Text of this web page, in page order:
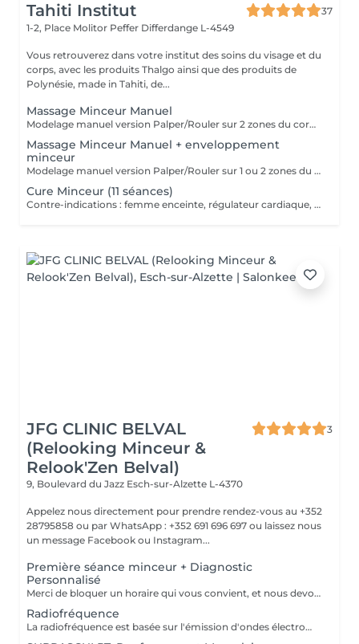
Tahiti Institut
37
1-2, Place Molitor Peffer Differdange L-4549
Vous retrouverez dans votre institut des soins du visage et du
corps, avec les produits Thalgo ainsi que des produits de
Polynésie, made in Tahiti, de...
Massage Minceur Manuel
Modelage manuel version Palper/Rouler sur 2 zones du corps.
Massage Minceur Manuel + enveloppement
minceur
Modelage manuel version Palper/Rouler sur 1 ou 2 zones du corps. Application ensuite d'un enveloppement aux propriétés amincissantes sur ces mêmes zones.
Cure Minceur (11 séances)
Contre-indications : femme enceinte, régulateur cardiaque, stérilet, maladie grave : conseils auprès de votre esthéticienne Programme de perte en cm et anticellulite Séance 1 : Bilan personnalisé + Massage drainant lymphatique corps (esthétique méthode Leduc) (50 min) + UN PRODUIT CORPS POUR LE DOMICILE INCLUS Séance 2 : Massage minceur localisé sur 1 ou 2 zones + Vacuum (cupping) (40 min) Séance de 3 à 8 : Lipocavitation + Radio-fréquence 1 à 2 zones (30 min) Séance de 9 à 10 : Madérothérapie + enveloppement minceur localisé (60 min) Séance 11 : Rituel Tonicité (1h) (ce rituel comprend un drainage lymphatique et l'utilisation de radio-fréquence avec application localisée d'une crème fermeté) L'idéal étant de réaliser 2 à 3 séances par semaine pour un résultat optimal. Payable à la 1ère séance.
JFG CLINIC BELVAL
(Relooking Minceur &
Relook'Zen Belval)
3
9, Boulevard du Jazz Esch-sur-Alzette L-4370
Appelez nous directement pour prendre rendez-vous au +352
28795858 ou par WhatsApp : +352 691 696 697 ou laissez nous
un message Facebook ou Instagram...
Première séance minceur + Diagnostic
Personnalisé
Merci de bloquer un horaire qui vous convient, et nous devons vous confirmer la bonne réception de votre demande de rendez-vous, laissez nous vos coordonnées ou appelez directement au 28795858 ou 691 696 697 Nous proposons un bilan personnalisé d'une heure qui comprend : -Analyse du corps avec une balance professionnelle qui calcule votre poids avec précision en déterminant les pourcentages de masse grasse et musculaire, le taux de graisse viscérale, la rétention d'eau ,votre IMC * et vos besoins caloriques. Analyse de votre silhouette et définition de vos objectifs, 1 premier séance sur un de nos appareils minceur haute technologie, Définition et proposition d'un parcours minceur adapté à votre profil et devis donné en fin de séance.
Radiofréquence
La radiofréquence est basée sur l'émission d'ondes électromagnétiques à très haute fréquence passant à travers la peau et qui produisent de la chaleur dans les tissus sous-cutanés. La chaleur produite va agir en profondeur, sans brûler la superficie, c'est-à-dire la peau. On arrive à chauffer jusqu'à 55° en profondeur, ce qui va stimuler les fibroblastes, lesquels vont fabriquer de nouvelles fibres d'élastine et de collagène. Parallèlement, la chaleur induit la rétraction des fibres de collagène préexistantes. Cette technique révolutionnaire traite en profondeur la peau, et stimule la production de nouveau collagène qui améliore la fermeté et la tension cutanée. L'effet de rétraction est immédiat, donnant un coup d'éclat visible et une meilleure fermeté de la peau. La rétraction se poursuit ensuite dans le temps.